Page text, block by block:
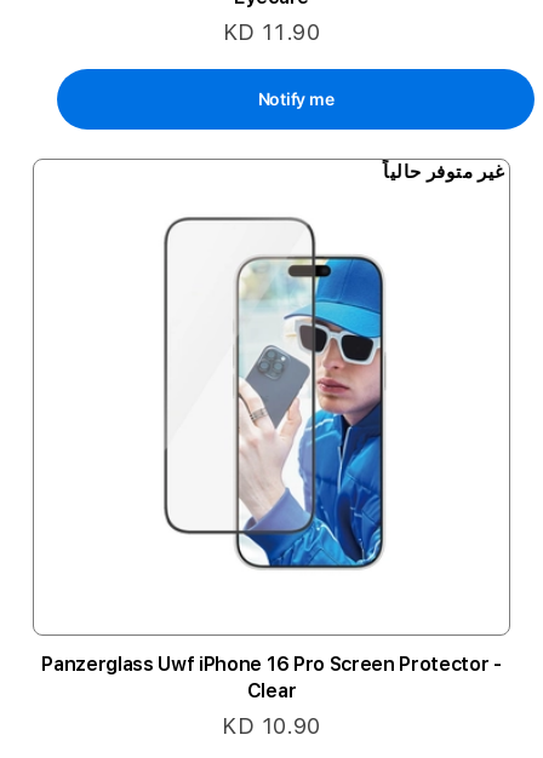
KD 11.90
Notify me
غير متوفر حالياً
Panzerglass Uwf iPhone 16 Pro Screen Protector -
Clear
KD 10.90